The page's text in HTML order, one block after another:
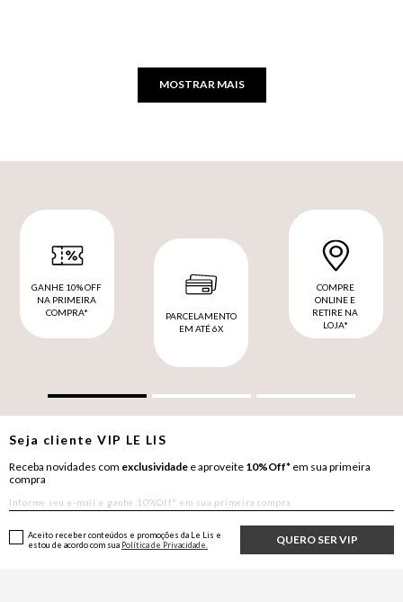
MOSTRAR MAIS
GANHE 10% OFF
NA PRIMEIRA
COMPRA*
PARCELAMENTO
EM ATÉ 6X
COMPRE
ONLINE E
RETIRE NA
LOJA*
Seja clienteVIP LE LIS
Receba novidades com exclusividade e aproveite 10%Off* em sua primeira
compra
QUERO SER VIP
Aceito receber conteúdos e promoções da Le Lis e
estou de acordo com sua Política de Privacidade.